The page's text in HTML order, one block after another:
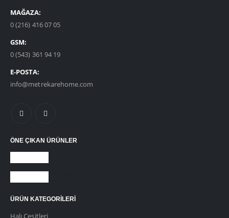
MAĞAZA:
0 (216) 416 07 05
GSM:
0 (543) 361 94 19
E-POSTA:
info@metrekarehome.com
ÖNE ÇIKAN ÜRÜNLER
ÜRÜN KATEGORILERI
Halı Çeşitleri